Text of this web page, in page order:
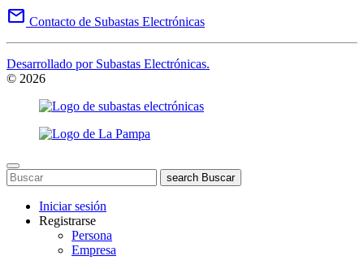
mail Contacto de Subastas Electrónicas
Desarrollado por Subastas Electrónicas.
© 2026
search Buscar
Iniciar sesión
Registrarse
Persona
Empresa